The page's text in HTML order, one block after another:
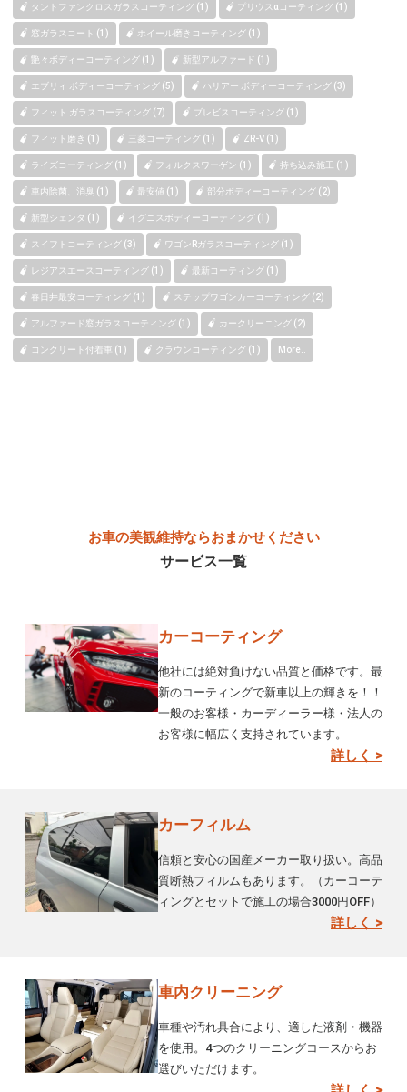
タントファンクロスガラスコーティング (1) プリウスαコーティング (1)
窓ガラスコート (1) ホイール磨きコーティング (1)
艶々ボディーコーティング (1) 新型アルファード (1)
エブリィ ボディーコーティング (5) ハリアー ボディーコーティング (3)
フィット ガラスコーティング (7) ブレビスコーティング (1)
フィット磨き (1) 三菱コーティング (1) ZR-V (1)
ライズコーティング (1) フォルクスワーゲン (1) 持ち込み施工 (1)
車内除菌、消臭 (1) 最安値 (1) 部分ボディーコーティング (2)
新型シェンタ (1) イグニスボディーコーティング (1)
スイフトコーティング (3) ワゴンRガラスコーティング (1)
レジアスエースコーティング (1) 最新コーティング (1)
春日井最安コーティング (1) ステップワゴンカーコーティング (2)
アルファード窓ガラスコーティング (1) カークリーニング (2)
コンクリート付着車 (1) クラウンコーティング (1) More..
お車の美観維持ならおまかせください
サービス一覧
カーコーティング
他社には絶対負けない品質と価格です。最
新のコーティングで新車以上の輝きを！！
一般のお客様・カーディーラー様・法人の
お客様に幅広く支持されています。
詳しく >
カーフィルム
信頼と安心の国産メーカー取り扱い。高品
質断熱フィルムもあります。（カーコーテ
ィングとセットで施工の場合3000円OFF）
詳しく >
車内クリーニング
車種や汚れ具合により、適した液剤・機器
を使用。4つのクリーニングコースからお
選びいただけます。